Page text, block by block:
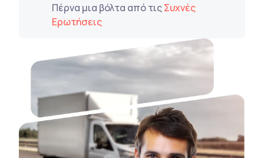
Πέρνα μια βόλτα από τιςΣυχνές
Ερωτήσεις